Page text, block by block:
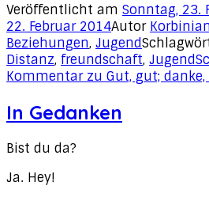
Veröffentlicht am Sonntag, 23.
22. Februar 2014Autor
Beziehungen, Jugend
Distanz, freundschaft, Jugend
Kommentarzu Gut, gut; danke,
In Gedanken
Bist du da?
Ja. Hey!